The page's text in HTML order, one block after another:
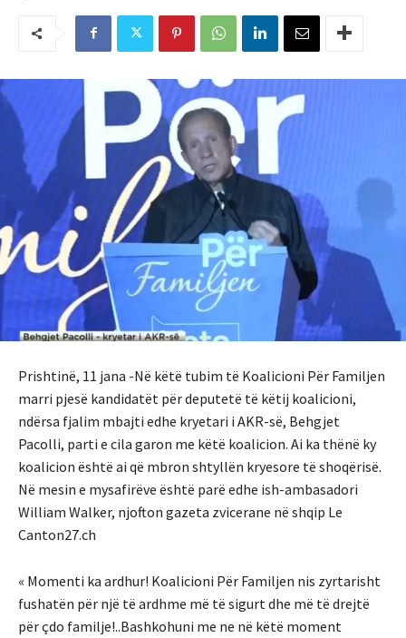
Prishtinë, 11 jana -Në këtë tubim të Koalicioni Për Familjen
marri pjesë kandidatët për deputetë të këtij koalicioni,
ndërsa fjalim mbajti edhe kryetari i AKR-së, Behgjet
Pacolli, parti e cila garon me këtë koalicion. Ai ka thënë ky
koalicion është ai që mbron shtyllën kryesore të shoqërisë.
Në mesin e mysafirëve është parë edhe ish-ambasadori
William Walker, njofton gazeta zvicerane në shqip Le
Canton27.ch
« Momenti ka ardhur! Koalicioni Për Familjen nis zyrtarisht
fushatën për një të ardhme më të sigurt dhe më të drejtë
për çdo familje!..Bashkohuni me ne në këtë moment